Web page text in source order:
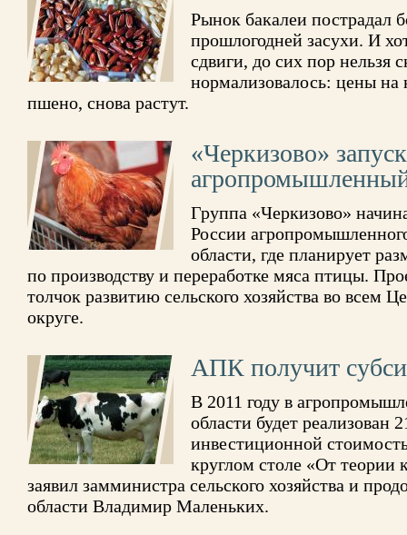
Рынок бакалеи пострадал
прошлогодней засухи. И
сдвиги, до сих пор нельзя
нормализовалось: цены на
пшено, снова растут.
«Черкизово»
Группа «Черкизово»
России
области, где планирует
по производству и переработке мяса птицы.
толчок развитию сельского хозяйства во всем
округе.
АПК получит
В 2011 году в
области будет реализован
инвестиционной
круглом столе «От теории
заявил замминистра сельского хозяйства и
области Владимир Маленьких.